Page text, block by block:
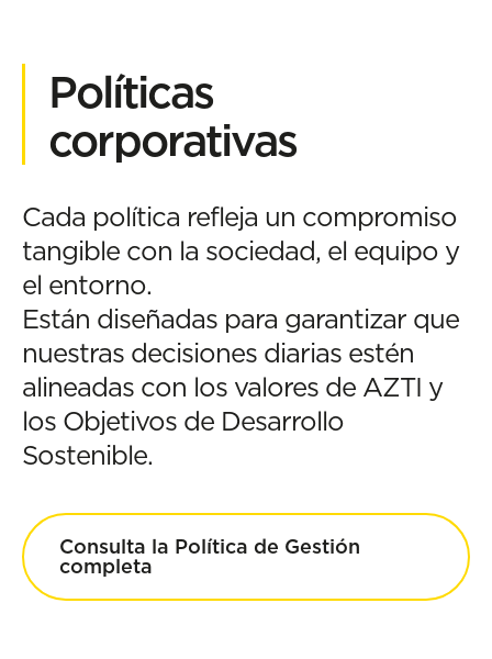
Políticas
corporativas
Cada política refleja un compromiso
tangible con la sociedad, el equipo y
el entorno.
Están diseñadas para garantizar que
nuestras decisiones diarias estén
alineadas con los valores de AZTI y
los Objetivos de Desarrollo
Sostenible.
Consulta la Política de Gestión
completa